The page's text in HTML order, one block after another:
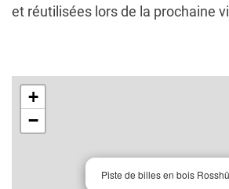
et réutilisées lors de la prochaine
Piste de billes en bois
+
−